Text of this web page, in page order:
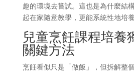
趣的環境去嘗試。這也是為什麼結
起在家隨意教學，更能系統性地培養
兒童烹飪課程培養
關鍵方法
烹飪看似只是「做飯」，但拆解整